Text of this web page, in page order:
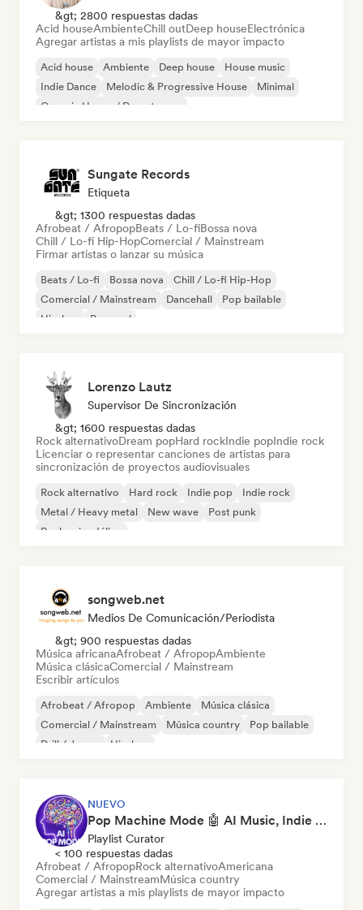
&gt; 2800 respuestas dadas
Acid houseAmbienteChill outDeep houseElectrónica
Agregar artistas a mis playlists de mayor impacto
Acid house Ambiente Deep house
House music
Indie Dance
Melodic & Progressive House
Minimal
Organic House / Downtempo
Sungate Records
Etiqueta
&gt; 1300 respuestas dadas
Afrobeat / AfropopBeats / Lo-fiBossa nova
Chill / Lo-fi Hip-HopComercial / Mainstream
Firmar artistas o lanzar su música
Beats / Lo-fi Bossa nova
Chill / Lo-fi Hip-Hop
Comercial / Mainstream
Dancehall
Pop bailable
Hip-hop
Pop soul
Lorenzo Lautz
Supervisor De Sincronización
&gt; 1600 respuestas dadas
Rock alternativoDream popHard rockIndie popIndie rock
Licenciar o representar canciones de artistas para
sincronización de proyectos audiovisuales
Rock alternativo Hard rock Indie pop
Indie rock
Metal / Heavy metal
New wave
Post punk
Rock psicodélico
songweb.net
Medios De Comunicación/Periodista
&gt; 900 respuestas dadas
Música africanaAfrobeat / AfropopAmbiente
Música clásicaComercial / Mainstream
Escribir artículos
Afrobeat / Afropop Ambiente
Música clásica
Comercial / Mainstream
Música country
Pop bailable
Drill / Jersey
Hip-hop
NUEVO
Pop Machine Mode 🤖 AI Music, Indie Pop & Dream Pop
Playlist Curator
< 100 respuestas dadas
Afrobeat / AfropopRock alternativoAmericana
Comercial / MainstreamMúsica country
Agregar artistas a mis playlists de mayor impacto